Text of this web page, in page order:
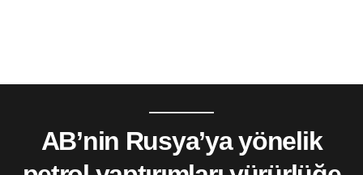
AB’nin Rusya’ya yönelik